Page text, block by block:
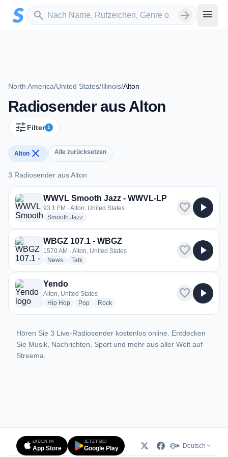
Zum Hauptinhalt springen
search
Sender suchen arrow_forward menu
North America/United States/Illinois/Alton
Radiosender aus Alton
tune Filter 1
Alton close Alle zurücksetzen
3 Radiosender aus Alton
3 Radiosender aus Alton
WWVL Smooth Jazz - WWVL-LP
93.1 FM · Alton, United States
Smooth Jazzradio stations
favorite play_arrow
WBGZ 107.1 - WBGZ
1570 AM · Alton, United States
Newsradio stations
Talkradio stations
favorite play_arrow
Yendo
Alton, United States
Hip Hopradio stations
Popradio stations
Rockradio stations
favorite play_arrow
Hören Sie 3 Live-Radiosender kostenlos online. Entdecken
Sie Musik, Nachrichten, Sport und mehr aus aller Welt auf
Streema.
LADEN IM
App Store
JETZT BEI
Google Play Deutsch